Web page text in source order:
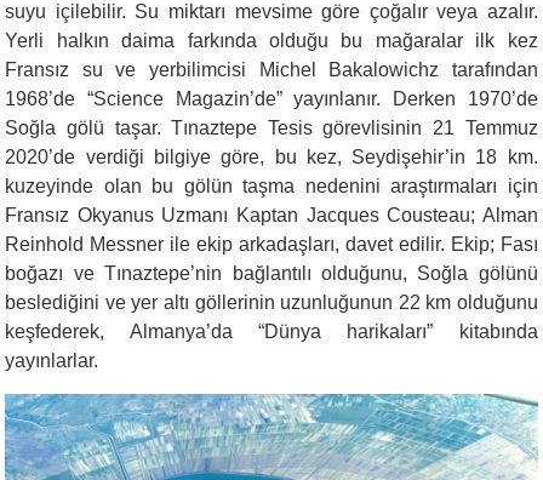
suyu içilebilir. Su miktarı mevsime göre çoğalır veya azalır.
Yerli halkın daima farkında olduğu bu mağaralar ilk kez
Fransız su ve yerbilimcisi Michel Bakalowichz tarafından
1968’de “Science Magazin’de” yayınlanır. Derken 1970’de
Soğla gölü taşar. Tınaztepe Tesis görevlisinin 21 Temmuz
2020’de verdiği bilgiye göre, bu kez, Seydişehir’in 18 km.
kuzeyinde olan bu gölün taşma nedenini araştırmaları için
Fransız Okyanus Uzmanı Kaptan Jacques Cousteau; Alman
Reinhold Messner ile ekip arkadaşları, davet edilir. Ekip; Fası
boğazı ve Tınaztepe’nin bağlantılı olduğunu, Soğla gölünü
beslediğini ve yer altı göllerinin uzunluğunun 22 km olduğunu
keşfederek, Almanya’da “Dünya harikaları” kitabında
yayınlarlar.